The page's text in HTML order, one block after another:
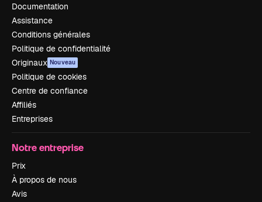
Documentation
Assistance
Conditions générales
Politique de confidentialité
Originaux Nouveau
Politique de cookies
Centre de confiance
Affiliés
Entreprises
Notre entreprise
Prix
À propos de nous
Avis